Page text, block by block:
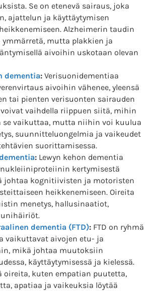
Se on etenevä sairaus, joka
ajattelun ja käyttäytymisen
Alzheimerin taudin
ymmärretä, mutta plakkien ja
aivoihin uskotaan olevan
dementia:Verisuonidementiaa
aivoihin vähenee, yleensä
tai pienten verisuonten sairauden
voivat vaihdella riippuen siitä, mihin
se vaikuttaa, mutta niihin voi kuulua
suunnitteluongelmia ja vaikeudet
suorittamisessa.
:Lewyn kehon dementia
kertymisestä
johtaa kognitiivisten ja motoristen
heikkenemiseen. Oireita
menetys, hallusinaatiot,
dementia (FTD):FTD on ryhmä
vaikuttavat aivojen etu- ja
mikä johtaa muutoksiin
käyttäytymisessä ja kielessä.
oireita, kuten empatian puutetta,
apatiaa ja vaikeuksia löytää